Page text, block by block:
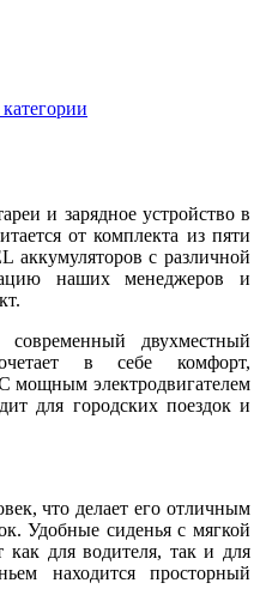
и зарядное устройство в
от комплекта из пяти
аккумуляторов с различной
наших менеджеров и
двухместный
в себе комфорт,
мощным электродвигателем
для городских поездок и
что делает его отличным
Удобные сиденья с мягкой
как для водителя, так и для
находится просторный